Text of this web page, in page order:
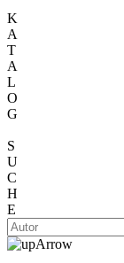
K
A
T
A
L
O
G
S
U
C
H
E